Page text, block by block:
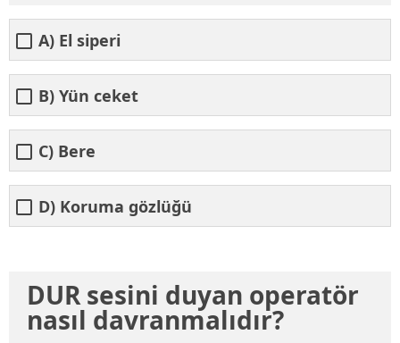
A) El siperi
B) Yün ceket
C) Bere
D) Koruma gözlüğü
DUR sesini duyan operatör
nasıl davranmalıdır?